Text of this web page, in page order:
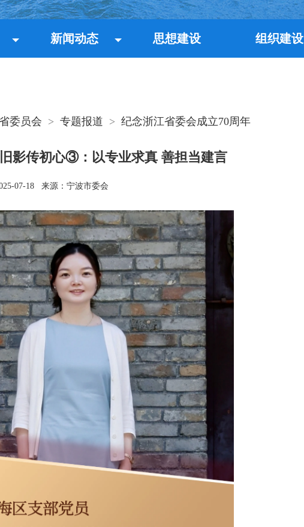
新闻动态 思想建设 组织建设
委员会 > 专题报道 > 纪念浙江省委会成立70周年
旧影传初心③：以专业求真 善担当建言
07-18 来源：宁波市委会